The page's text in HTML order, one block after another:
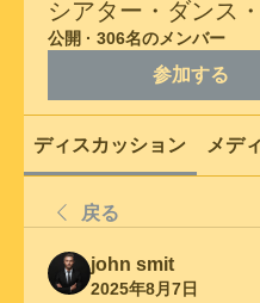
シアター・ダンス
公開 · 306名のメンバー
参加する
ディスカッション メデ
戻る
john smit
2025年8月7日